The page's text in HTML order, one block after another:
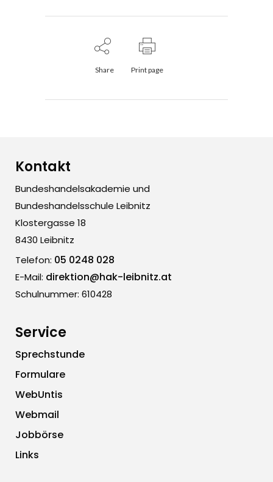
Share Print page
Kontakt
Bundeshandelsakademie und
Bundeshandelsschule Leibnitz
Klostergasse 18
8430 Leibnitz
Telefon: 05 0248 028
E-Mail: direktion@hak-leibnitz.at
Schulnummer: 610428
Service
Sprechstunde
Formulare
WebUntis
Webmail
Jobbörse
Links